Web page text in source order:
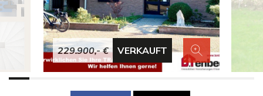
229.900,- € VERKAUFT